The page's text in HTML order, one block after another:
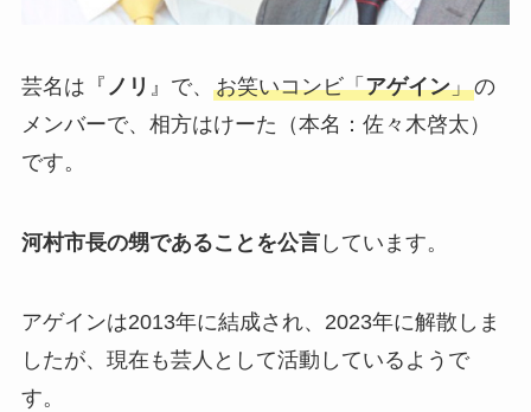
芸名は『 ノリ 』で、 お笑いコンビ「アゲイン」の
メンバーで、相方はけーた（本名：佐々木啓太）
です。
河村市長の甥であることを公言しています。
アゲインは2013年に結成され、2023年に解散しま
したが、現在も芸人として活動しているようで
す。